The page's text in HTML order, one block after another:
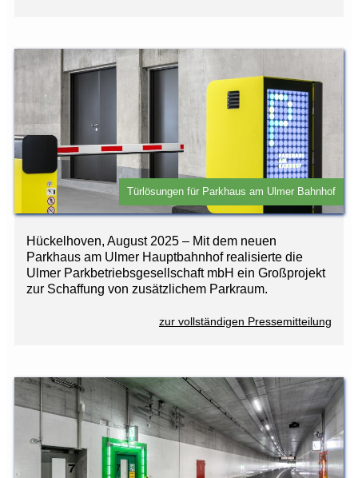
Türlösungen für Parkhaus am Ulmer Bahnhof
Hückelhoven, August 2025 – Mit dem neuen
Parkhaus am Ulmer Hauptbahnhof realisierte die
Ulmer Parkbetriebsgesellschaft mbH ein Großprojekt
zur Schaffung von zusätzlichem Parkraum.
zur vollständigen Pressemitteilung